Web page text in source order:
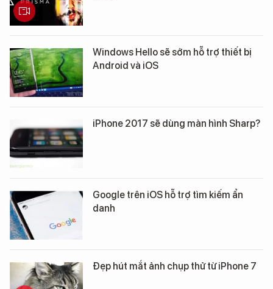
Windows Hello sẽ sớm hỗ trợ thiết bị
Android và iOS
iPhone 2017 sẽ dùng màn hình Sharp?
Google trên iOS hỗ trợ tìm kiếm ẩn
danh
Đẹp hút mắt ảnh chụp thử từ iPhone 7